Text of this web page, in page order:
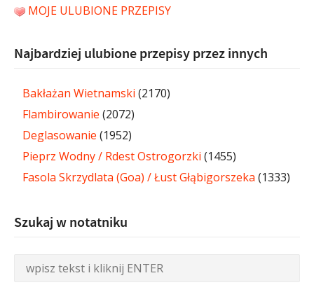
MOJE ULUBIONE PRZEPISY
Najbardziej ulubione przepisy przez innych
Bakłażan Wietnamski (2170)
Flambirowanie (2072)
Deglasowanie (1952)
Pieprz Wodny / Rdest Ostrogorzki (1455)
Fasola Skrzydlata (Goa) / Łust Głąbigorszeka (1333)
Szukaj w notatniku